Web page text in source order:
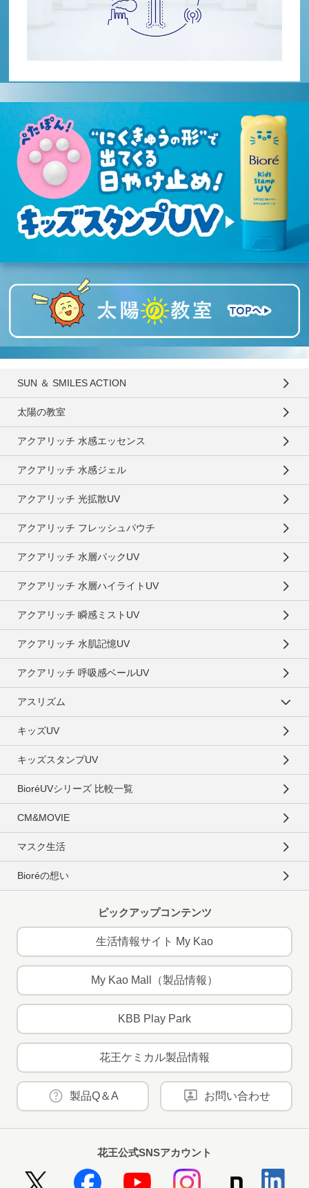
SUN ＆ SMILES ACTION
太陽の教室
アクアリッチ 水感エッセンス
アクアリッチ 水感ジェル
アクアリッチ 光拡散UV
アクアリッチ フレッシュパウチ
アクアリッチ 水層パックUV
アクアリッチ 水層ハイライトUV
アクアリッチ 瞬感ミストUV
アクアリッチ 水肌記憶UV
アクアリッチ 呼吸感ベールUV
アスリズム
キッズUV
キッズスタンプUV
BioréUVシリーズ 比較一覧
CM&MOVIE
マスク生活
Bioréの想い
ピックアップコンテンツ
生活情報サイト My Kao
My Kao Mall（製品情報）
KBB Play Park
花王ケミカル製品情報
製品Q＆A お問い合わせ
花王公式SNSアカウント